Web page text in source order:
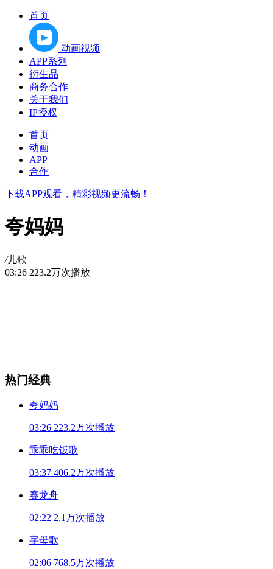
首页
动画视频
APP系列
衍生品
商务合作
关于我们
IP授权
首页
动画
APP
合作
下载APP观看，精彩视频更流畅！
夸妈妈
/儿歌
03:26 223.2万次播放
热门经典
夸妈妈
03:26 223.2万次播放
乖乖吃饭歌
03:37 406.2万次播放
赛龙舟
02:22 2.1万次播放
字母歌
02:06 768.5万次播放